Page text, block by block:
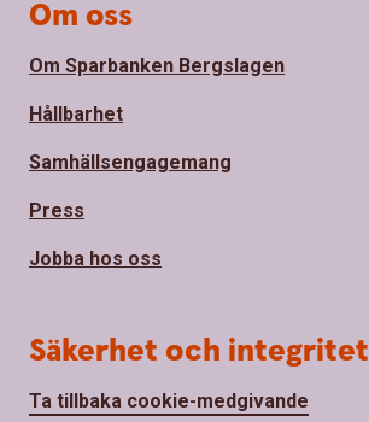
Om oss
Om Sparbanken Bergslagen
Hållbarhet
Samhällsengagemang
Press
Jobba hos oss
Säkerhet och integritet
Ta tillbaka cookie-medgivande